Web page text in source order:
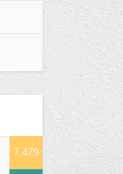
7.479